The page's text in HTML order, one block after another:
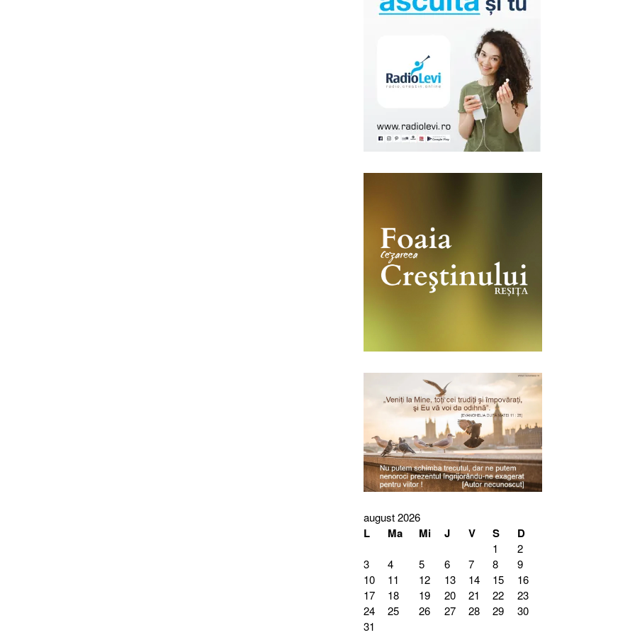
august 2026
L Ma Mi J V S D
1
2
3
4 5 6 7 8
9
10
11 12 13 14 15
16
17
18 19 20 21 22
23
24
25 26 27 28 29
30
31